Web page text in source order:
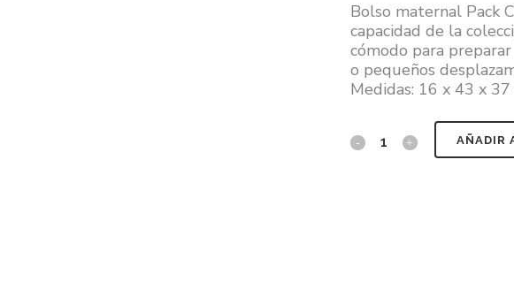
Bolso maternal Pack
capacidad de la
cómodo para
o pequeños
Medidas: 16 x 43 x 37
AÑADIR